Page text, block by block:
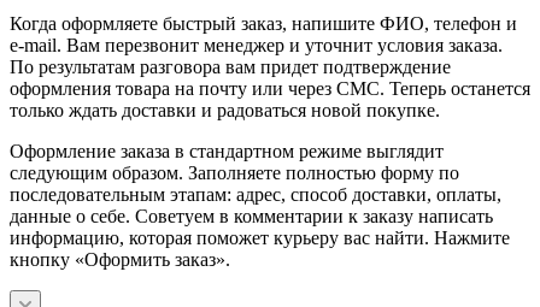
Когда оформляете быстрый заказ, напишите ФИО, телефон и
e-mail. Вам перезвонит менеджер и уточнит условия заказа.
По результатам разговора вам придет подтверждение
оформления товара на почту или через СМС. Теперь останется
только ждать доставки и радоваться новой покупке.
Оформление заказа в стандартном режиме выглядит
следующим образом. Заполняете полностью форму по
последовательным этапам: адрес, способ доставки, оплаты,
данные о себе. Советуем в комментарии к заказу написать
информацию, которая поможет курьеру вас найти. Нажмите
кнопку «Оформить заказ».